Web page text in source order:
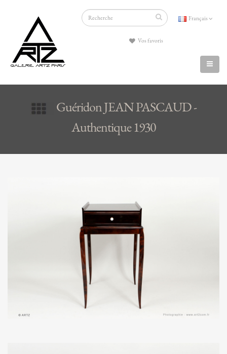
Français
Vos favoris
Guéridon JEAN PASCAUD -
Authentique 1930